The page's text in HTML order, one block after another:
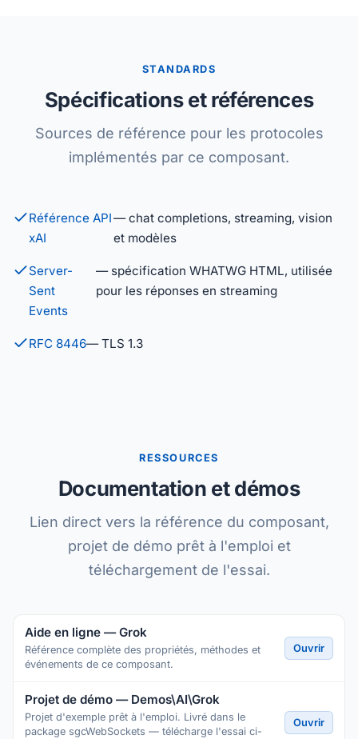
STANDARDS
Spécifications et références
Sources de référence pour les protocoles
implémentés par ce composant.
Référence API
xAI
— chat completions, streaming, vision
et modèles
Server-
Sent
Events
— spécification WHATWG HTML, utilisée
pour les réponses en streaming
RFC 8446— TLS 1.3
RESSOURCES
Documentation et démos
Lien direct vers la référence du composant,
projet de démo prêt à l'emploi et
téléchargement de l'essai.
Aide en ligne — Grok
Référence complète des propriétés, méthodes et
événements de ce composant.
Ouvrir
Projet de démo — Demos\AI\Grok
Projet d'exemple prêt à l'emploi. Livré dans le
package sgcWebSockets — télécharge l'essai ci-
Ouvrir